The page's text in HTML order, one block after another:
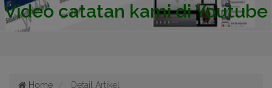
Video catatan kami di Youtube
Home Detail Artikel